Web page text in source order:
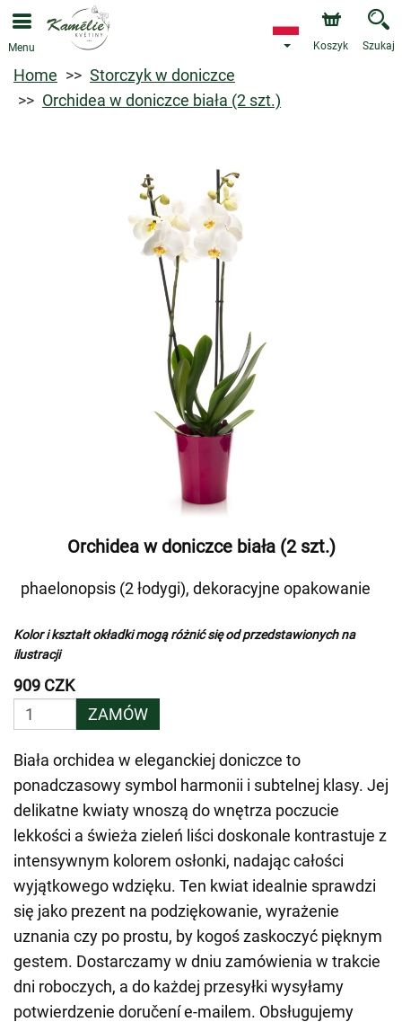
Menu Koszyk Szukaj
Home
Storczyk w doniczce
Orchidea w doniczce biała (2 szt.)
Orchidea w doniczce biała (2 szt.)
phaelonopsis (2 łodygi), dekoracyjne opakowanie
Kolor i kształt okładki mogą różnić się od przedstawionych na
ilustracji
909 CZK
ZAMÓW
Biała orchidea w eleganckiej doniczce to
ponadczasowy symbol harmonii i subtelnej klasy. Jej
delikatne kwiaty wnoszą do wnętrza poczucie
lekkości a świeża zieleń liści doskonale kontrastuje z
intensywnym kolorem osłonki, nadając całości
wyjątkowego wdzięku. Ten kwiat idealnie sprawdzi
się jako prezent na podziękowanie, wyrażenie
uznania czy po prostu, by kogoś zaskoczyć pięknym
gestem. Dostarczamy w dniu zamówienia w trakcie
dni roboczych, a do każdej przesyłki wysyłamy
potwierdzenie doručení e-mailem. Obsługujemy